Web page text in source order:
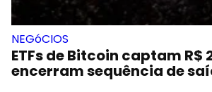
NEGóCIOS
ETFs de Bitcoin captam R$
encerram sequência de